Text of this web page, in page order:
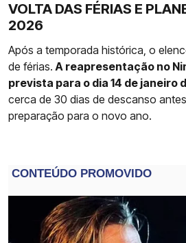
VOLTA DAS FÉRIAS E
2026
Após a temporada histórica, o
de férias. A reapresentação no
prevista para o dia 14 de janeiro
cerca de 30 dias de descanso
preparação para o novo ano.